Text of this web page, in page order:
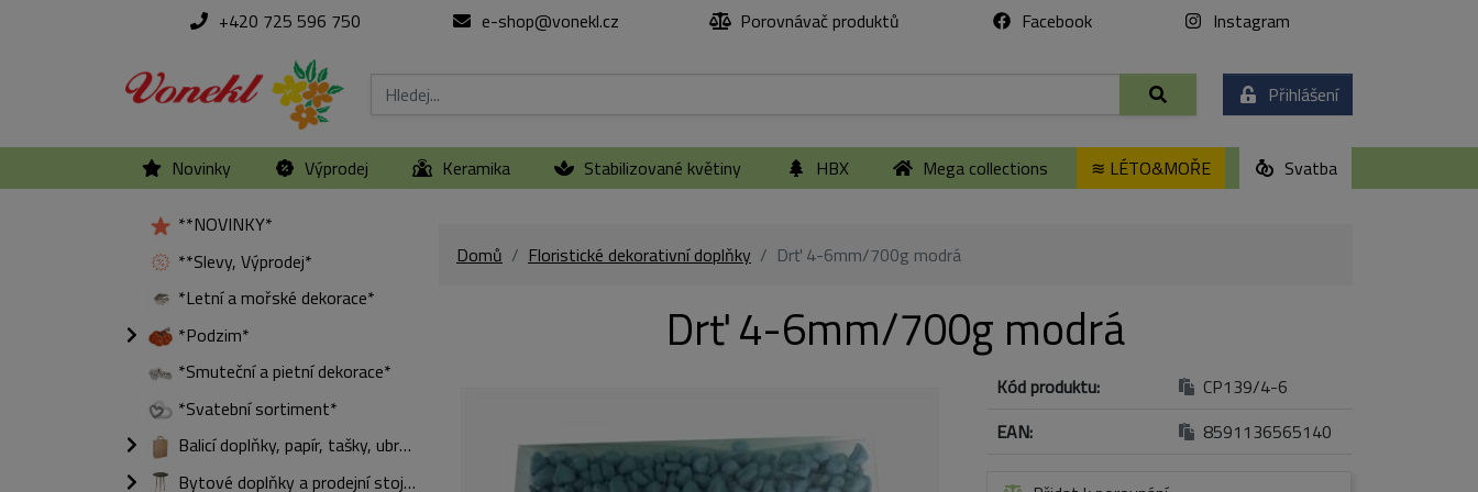
+420 725 596 750 e-shop@vonekl.cz Porovnávač produktů Facebook Instagram
Přihlášení
Novinky Výprodej Keramika Stabilizované květiny HBX Mega collections ≋ LÉTO&MOŘE Svatba
**NOVINKY*
**Slevy, Výprodej*
*Letní a mořské dekorace*
*Podzim*
*Smuteční a pietní dekorace*
*Svatební sortiment*
Balicí doplňky, papír, tašky, ubrousky
Bytové doplňky a prodejní stojany
Domů Floristické dekorativní doplňky Drť 4-6mm/700g modrá
Drť 4-6mm/700g modrá
Kód produktu:
CP139/4-6
EAN:
8591136565140